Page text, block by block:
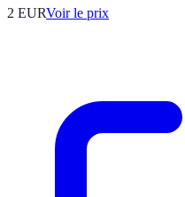
2 EURVoir le prix